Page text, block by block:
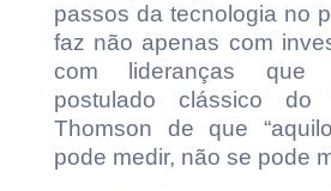
passos da tecnologia no
faz não apenas com
com lideranças que
postulado clássico do
Thomson de que
pode medir, não se pode